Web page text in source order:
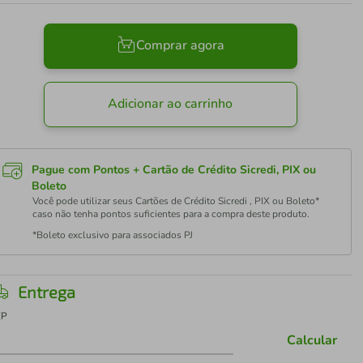
Comprar agora
Adicionar ao carrinho
Pague com Pontos + Cartão de Crédito Sicredi, PIX ou
Boleto
Você pode utilizar seus Cartões de Crédito Sicredi , PIX ou Boleto*
caso não tenha pontos suficientes para a compra deste produto.
*Boleto exclusivo para associados PJ
Entrega
Calcular